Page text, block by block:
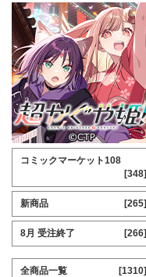
コミックマーケット108
[348]
新商品 [265]
8月 受注終了 [266]
全商品一覧 [1310]